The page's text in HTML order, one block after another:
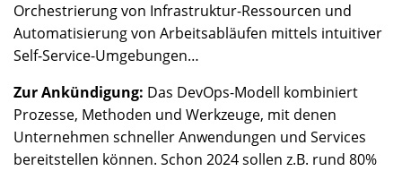
Orchestrierung von Infrastruktur-Ressourcen und
Automatisierung von Arbeitsabläufen mittels intuitiver
Self-Service-Umgebungen…
Zur Ankündigung: Das DevOps-Modell kombiniert
Prozesse, Methoden und Werkzeuge, mit denen
Unternehmen schneller Anwendungen und Services
bereitstellen können. Schon 2024 sollen z.B. rund 80%